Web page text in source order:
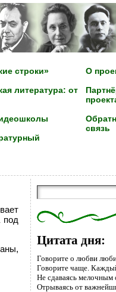
строки»
литература: от
О
связь
под
Цитата дня:
Говорите о любви
Говорите чаще.
Не сдаваясь мелочным
Отрываясь от